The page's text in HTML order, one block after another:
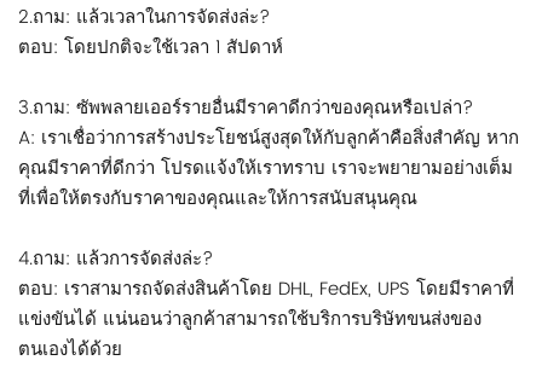
2.ถาม: แล้วเวลาในการจัดส่งล่ะ?
ตอบ: โดยปกติจะใช้เวลา 1 สัปดาห์
3.ถาม: ซัพพลายเออร์รายอื่นมีราคาดีกว่าของคุณหรือเปล่า?
A: เราเชื่อว่าการสร้างประโยชน์สูงสุดให้กับลูกค้าคือสิ่งสำคัญ หาก
คุณมีราคาที่ดีกว่า โปรดแจ้งให้เราทราบ เราจะพยายามอย่างเต็ม
ที่เพื่อให้ตรงกับราคาของคุณและให้การสนับสนุนคุณ
4.ถาม: แล้วการจัดส่งล่ะ?
ตอบ: เราสามารถจัดส่งสินค้าโดย DHL, FedEx, UPS โดยมีราคาที่
แข่งขันได้ แน่นอนว่าลูกค้าสามารถใช้บริการบริษัทขนส่งของ
ตนเองได้ด้วย